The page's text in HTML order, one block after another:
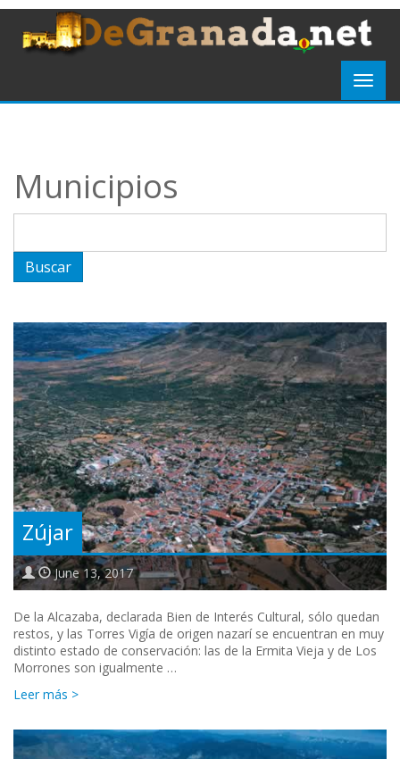
Municipios
Zújar
June 13, 2017
De la Alcazaba, declarada Bien de Interés Cultural, sólo quedan
restos, y las Torres Vigía de origen nazarí se encuentran en muy
distinto estado de conservación: las de la Ermita Vieja y de Los
Morrones son igualmente …
Leer más >